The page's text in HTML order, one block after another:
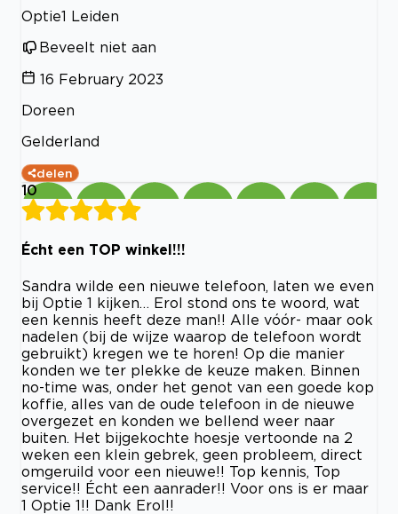
Optie1 Leiden
Beveelt niet aan
16 February 2023
Doreen
Gelderland
delen
10
Écht een TOP winkel!!!
Sandra wilde een nieuwe telefoon, laten we even
bij Optie 1 kijken… Erol stond ons te woord, wat
een kennis heeft deze man!! Alle vóór- maar ook
nadelen (bij de wijze waarop de telefoon wordt
gebruikt) kregen we te horen! Op die manier
konden we ter plekke de keuze maken. Binnen
no-time was, onder het genot van een goede kop
koffie, alles van de oude telefoon in de nieuwe
overgezet en konden we bellend weer naar
buiten. Het bijgekochte hoesje vertoonde na 2
weken een klein gebrek, geen probleem, direct
omgeruild voor een nieuwe!! Top kennis, Top
service!! Écht een aanrader!! Voor ons is er maar
1 Optie 1!! Dank Erol!!